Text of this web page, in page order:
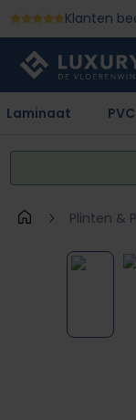
naar de
Ga naar de
Ga naar de
Klanten
Laminaat PVC
Plinten &